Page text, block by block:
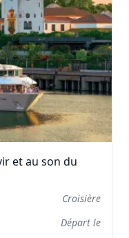
et au son du
Croisière
Départ le